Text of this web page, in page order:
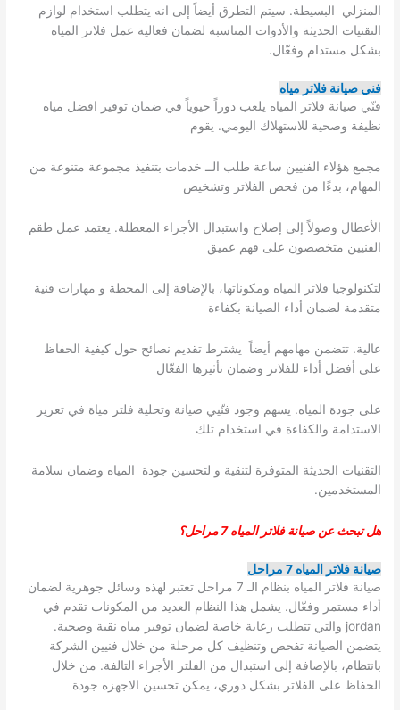
المنزلي البسيطة. سيتم التطرق أيضاً إلى انه يتطلب استخدام لوازم
التقنيات الحديثة والأدوات المناسبة لضمان فعالية عمل فلاتر المياه
بشكل مستدام وفعّال.
فني صيانة فلاتر مياه
فنّي صيانة فلاتر المياه يلعب دوراً حيوياً في ضمان توفير افضل مياه
نظيفة وصحية للاستهلاك اليومي. يقوم
مجمع هؤلاء الفنيين ساعة طلب الــ خدمات بتنفيذ مجموعة متنوعة من
المهام، بدءًا من فحص الفلاتر وتشخيص
الأعطال وصولاً إلى إصلاح واستبدال الأجزاء المعطلة. يعتمد عمل طقم
الفنيين متخصصون على فهم عميق
لتكنولوجيا فلاتر المياه ومكوناتها، بالإضافة إلى المحطة و مهارات فنية
متقدمة لضمان أداء الصيانة بكفاءة
عالية. تتضمن مهامهم أيضاً يشترط تقديم نصائح حول كيفية الحفاظ
على أفضل أداء للفلاتر وضمان تأثيرها الفعّال
على جودة المياه. يسهم وجود فنّيي صيانة وتحلية فلتر مياة في تعزيز
الاستدامة والكفاءة في استخدام تلك
التقنيات الحديثة المتوفرة لتنقية و لتحسين جودة المياه وضمان سلامة
المستخدمين.
هل تبحث عن صيانة فلاتر المياه 7 مراحل؟
صيانة فلاتر المياه 7 مراحل
صيانة فلاتر المياه بنظام الـ 7 مراحل تعتبر لهذه وسائل جوهرية لضمان
أداء مستمر وفعّال. يشمل هذا النظام العديد من المكونات تقدم في
jordan والتي تتطلب رعاية خاصة لضمان توفير مياه نقية وصحية.
يتضمن الصيانة تفحص وتنظيف كل مرحلة من خلال فنيين الشركة
بانتظام، بالإضافة إلى استبدال من الفلتر الأجزاء التالفة. من خلال
الحفاظ على الفلاتر بشكل دوري، يمكن تحسين الاجهزه جودة